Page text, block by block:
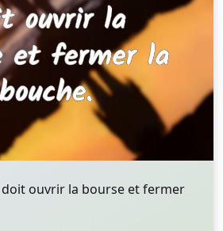
ouvrir la bourse et fermer